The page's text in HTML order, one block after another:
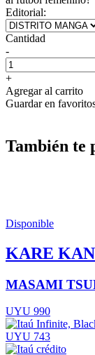
Editorial:
Cantidad
-
+
Agregar al carrito
Guardar en
También te
Disponible
KARE
MASAMI
UYU 990
UYU 743